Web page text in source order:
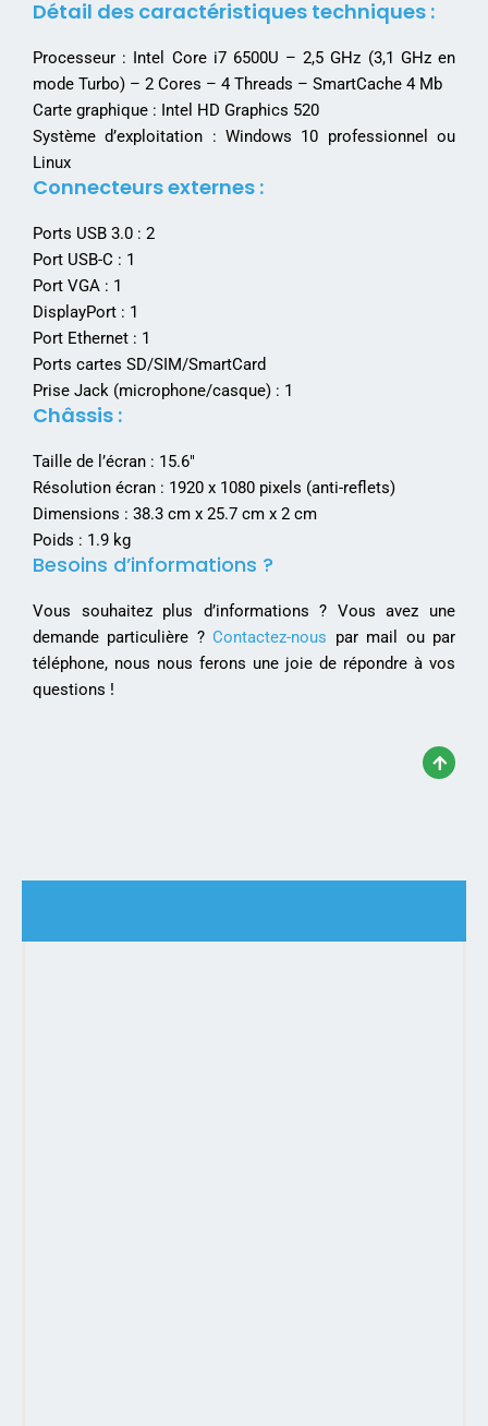
Détail des caractéristiques techniques :
Processeur : Intel Core i7 6500U – 2,5 GHz (3,1 GHz en
mode Turbo) – 2 Cores – 4 Threads – SmartCache 4 Mb
Carte graphique : Intel HD Graphics 520
Système d’exploitation : Windows 10 professionnel ou
Linux
Connecteurs externes :
Ports USB 3.0 : 2
Port USB-C : 1
Port VGA : 1
DisplayPort : 1
Port Ethernet : 1
Ports cartes SD/SIM/SmartCard
Prise Jack (microphone/casque) : 1
Châssis :
Taille de l’écran : 15.6″
Résolution écran : 1920 x 1080 pixels (anti-reflets)
Dimensions : 38.3 cm x 25.7 cm x 2 cm
Poids : 1.9 kg
Besoins d’informations ?
Vous souhaitez plus d’informations ? Vous avez une
demande particulière ?Contactez-nous par mail ou par
téléphone, nous nous ferons une joie de répondre à vos
questions !